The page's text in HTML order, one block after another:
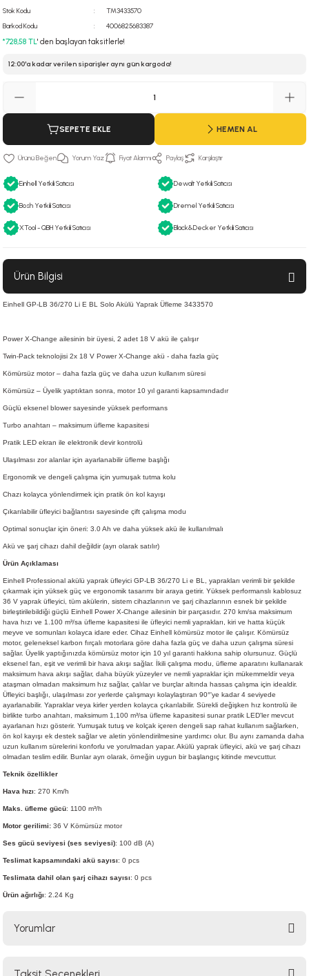
Tabancası
Stok Kodu
TM3433570
Barkod Kodu
4006825683387
*728,58 TL' den başlayan taksitlerle!
12:00'a kadar verilen siparişler aynı gün kargoda!
SEPETE EKLE HEMEN AL
Yorum Yaz Fiyat Alarmı Paylaş Karşılaştır
Einhell Yetkili Satıcısı Dewalt Yetkili Satıcısı
Bosh Yetkili Satıcısı Dremel Yetkili Satıcısı
XTool - QBH Yetkili Satıcısı Black&Decker Yetkili Satıcısı
Ürün Bilgisi
Einhell GP-LB 36/270 Li E BL Solo Akülü Yaprak Üfleme 3433570
Power X-Change ailesinin bir üyesi, 2 adet 18 V akü ile çalışır
Twin-Pack teknolojisi 2x 18 V Power X-Change akü - daha fazla güç
Kömürsüz motor – daha fazla güç ve daha uzun kullanım süresi
Kömürsüz – Üyelik yaptıktan sonra, motor 10 yıl garanti kapsamındadır
Güçlü eksenel blower sayesinde yüksek performans
Turbo anahtarı – maksimum üfleme kapasitesi
Pratik LED ekran ile elektronik devir kontrolü
Ulaşılması zor alanlar için ayarlanabilir üfleme başlığı
Ergonomik ve dengeli çalışma için yumuşak tutma kolu
Chazı kolayca yönlendirmek için pratik ön kol kayışı
Çıkarılabilir üfleyici bağlantısı sayesinde çift çalışma modu
Optimal sonuçlar için öneri: 3.0 Ah ve daha yüksek akü ile kullanılmalı
Akü ve şarj cihazı dahil değildir (ayrı olarak satılır)
Ürün Açıklaması
Einhell Professional akülü yaprak üfleyici GP-LB 36/270 Li e BL, yaprakları verimli bir şekilde
çıkarmak için yüksek güç ve ergonomik tasarımı bir araya getirir. Yüksek performanslı kablosuz
36 V yaprak üfleyici, tüm akülerin, sistem cihazlarının ve şarj cihazlarının esnek bir şekilde
birleştirilebildiği güçlü Einhell Power X-Change ailesinin bir parçasıdır. 270 km/sa maksimum
hava hızı ve 1.100 m³/sa üfleme kapasitesi ile üfleyici nemli yaprakları, kiri ve hatta küçük
meyve ve somunları kolayca idare eder. Cihaz Einhell kömürsüz motor ile çalışır. Kömürsüz
motor, geleneksel karbon fırçalı motorlara göre daha fazla güç ve daha uzun çalışma süresi
sağlar. Üyelik yaptığınızda kömürsüz motor için 10 yıl garanti hakkına sahip olursunuz. Güçlü
eksenel fan, eşit ve verimli bir hava akışı sağlar. İkili çalışma modu, üfleme aparatını kullanarak
maksimum hava akışı sağlar, daha büyük yüzeyler ve nemli yapraklar için mükemmeldir veya
ataşman olmadan maksimum hız sağlar, çalılar ve burçlar altında hassas çalışma için idealdir.
Üfleyici başlığı, ulaşılması zor yerlerde çalışmayı kolaylaştıran 90°'ye kadar 4 seviyede
ayarlanabilir. Yapraklar veya kirler yerden kolayca çıkarılabilir. Sürekli değişken hız kontrolü ile
birlikte turbo anahtarı, maksimum 1,100 m³/sa üfleme kapasitesi sunar pratik LED'ler mevcut
ayarlanan hızı gösterir. Yumuşak tutuş ve kolçak içeren dengeli sap rahat kullanım sağlarken,
ön kol kayışı ek destek sağlar ve aletin yönlendirilmesine yardımcı olur. Bu aynı zamanda daha
uzun kullanım sürelerini konforlu ve yorulmadan yapar. Akülü yaprak üfleyici, akü ve şarj cihazı
olmadan teslim edilir. Bunlar ayrı olarak, örneğin uygun bir başlangıç kitinde mevcuttur.
Teknik özellikler
Hava hızı: 270 Km/h
Maks. üfleme gücü: 1100 m³/h
Motor gerilimi: 36 V Kömürsüz motor
Ses gücü seviyesi (ses seviyesi): 100 dB (A)
Teslimat kapsamındaki akü sayısı: 0 pcs
Teslimata dahil olan şarj cihazı sayısı: 0 pcs
Ürün ağırlığı: 2.24 Kg
Yorumlar